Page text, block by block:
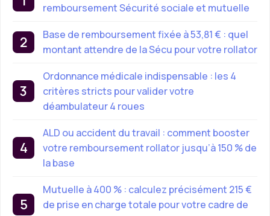
remboursement Sécurité sociale et mutuelle
Base de remboursement fixée à 53,81 € : quel
montant attendre de la Sécu pour votre rollator
Ordonnance médicale indispensable : les 4
critères stricts pour valider votre
déambulateur 4 roues
ALD ou accident du travail : comment booster
votre remboursement rollator jusqu’à 150 % de
la base
Mutuelle à 400 % : calculez précisément 215 €
de prise en charge totale pour votre cadre de